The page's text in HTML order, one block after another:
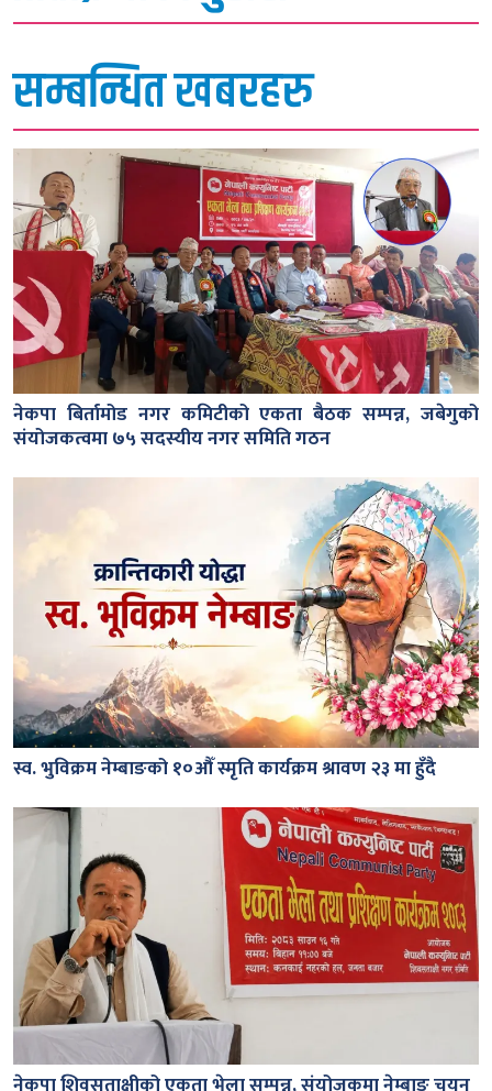
सम्बन्धित खबरहरु
नेकपा बिर्तामोड नगर कमिटीको एकता बैठक सम्पन्न, जबेगुको
संयोजकत्वमा ७५ सदस्यीय नगर समिति गठन
स्व. भुविक्रम नेम्बाङको १०औँ स्मृति कार्यक्रम श्रावण २३ मा हुँदै